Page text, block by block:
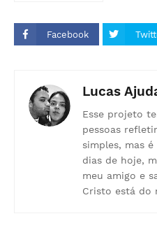
Facebook
Lucas
Esse projeto
pessoas
simples, mas
dias de hoje,
meu amigo e
Cristo está do